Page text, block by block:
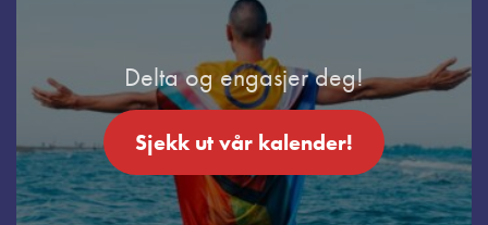
Delta og engasjer deg!
Sjekk ut vår kalender!